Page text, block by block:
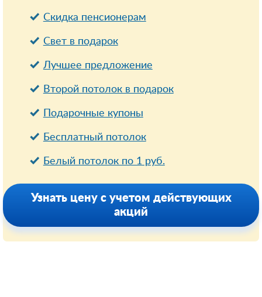
Cкидка пенсионерам
Свет в подарок
Лучшее предложение
Второй потолок в подарок
Подарочные купоны
Бесплатный потолок
Белый потолок по 1 руб.
Узнать цену с учетом действующих
акций